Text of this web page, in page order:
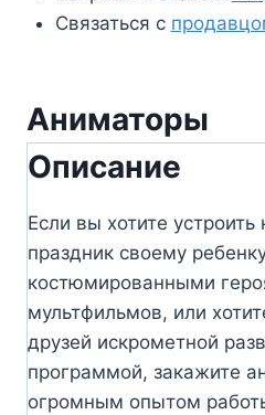
Связаться с
Аниматоры
Описание
Если вы хотите
праздник своему
костюмированными
мультфильмов, или
друзей искрометной
программой, закажите
огромным опытом